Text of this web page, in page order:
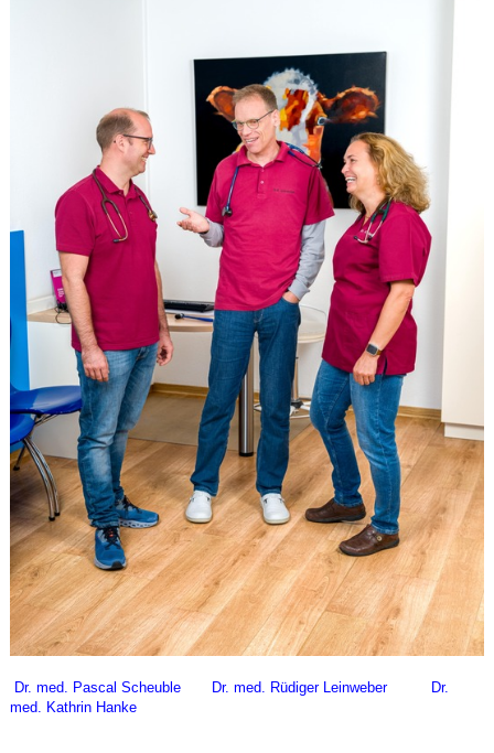
Dr. med. Pascal Scheuble Dr. med. Rüdiger Leinweber Dr.
med. Kathrin Hanke